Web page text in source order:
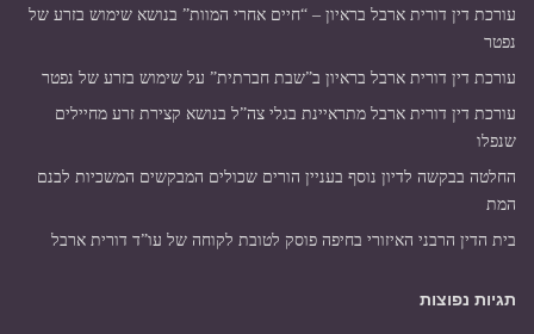
עורכת דין דורית ארבל בראיון – “חיים אחרי המוות” בנושא שימוש בזרע של
נפטר
עורכת דין דורית ארבל בראיון ב”שבת חברתית” על שימוש בזרע של נפטר
עורכת דין דורית ארבל מתראיינת בגלי צה”ל בנושא קצירת זרע מחיילים
שנפלו
החלטה בבקשה לדיון נוסף בעניין הורים שכולים המבקשים המשכיות לבנם
המת
בית הדין הרבני האיזורי בחיפה פוסק לטובת לקוחה של עו”ד דורית ארבל
תגיות נפוצות